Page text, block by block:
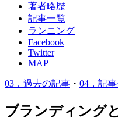
著者略歴
記事一覧
ランニング
Facebook
Twitter
MAP
03．過去の記事 ・ 04．記
ブランディング